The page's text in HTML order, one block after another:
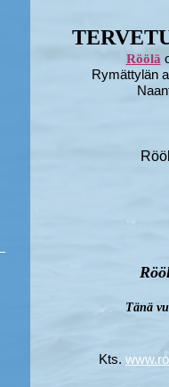
Röölä
Rymättylän
Tänä
Kts.